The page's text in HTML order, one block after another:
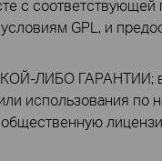
с соответствующей
GPL, и
ЛИБО ГАРАНТИИ;
использования по